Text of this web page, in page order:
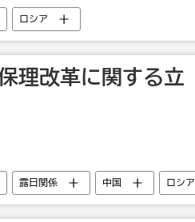
ロシア
理改革に関する立
露日関係 中国 ロシア